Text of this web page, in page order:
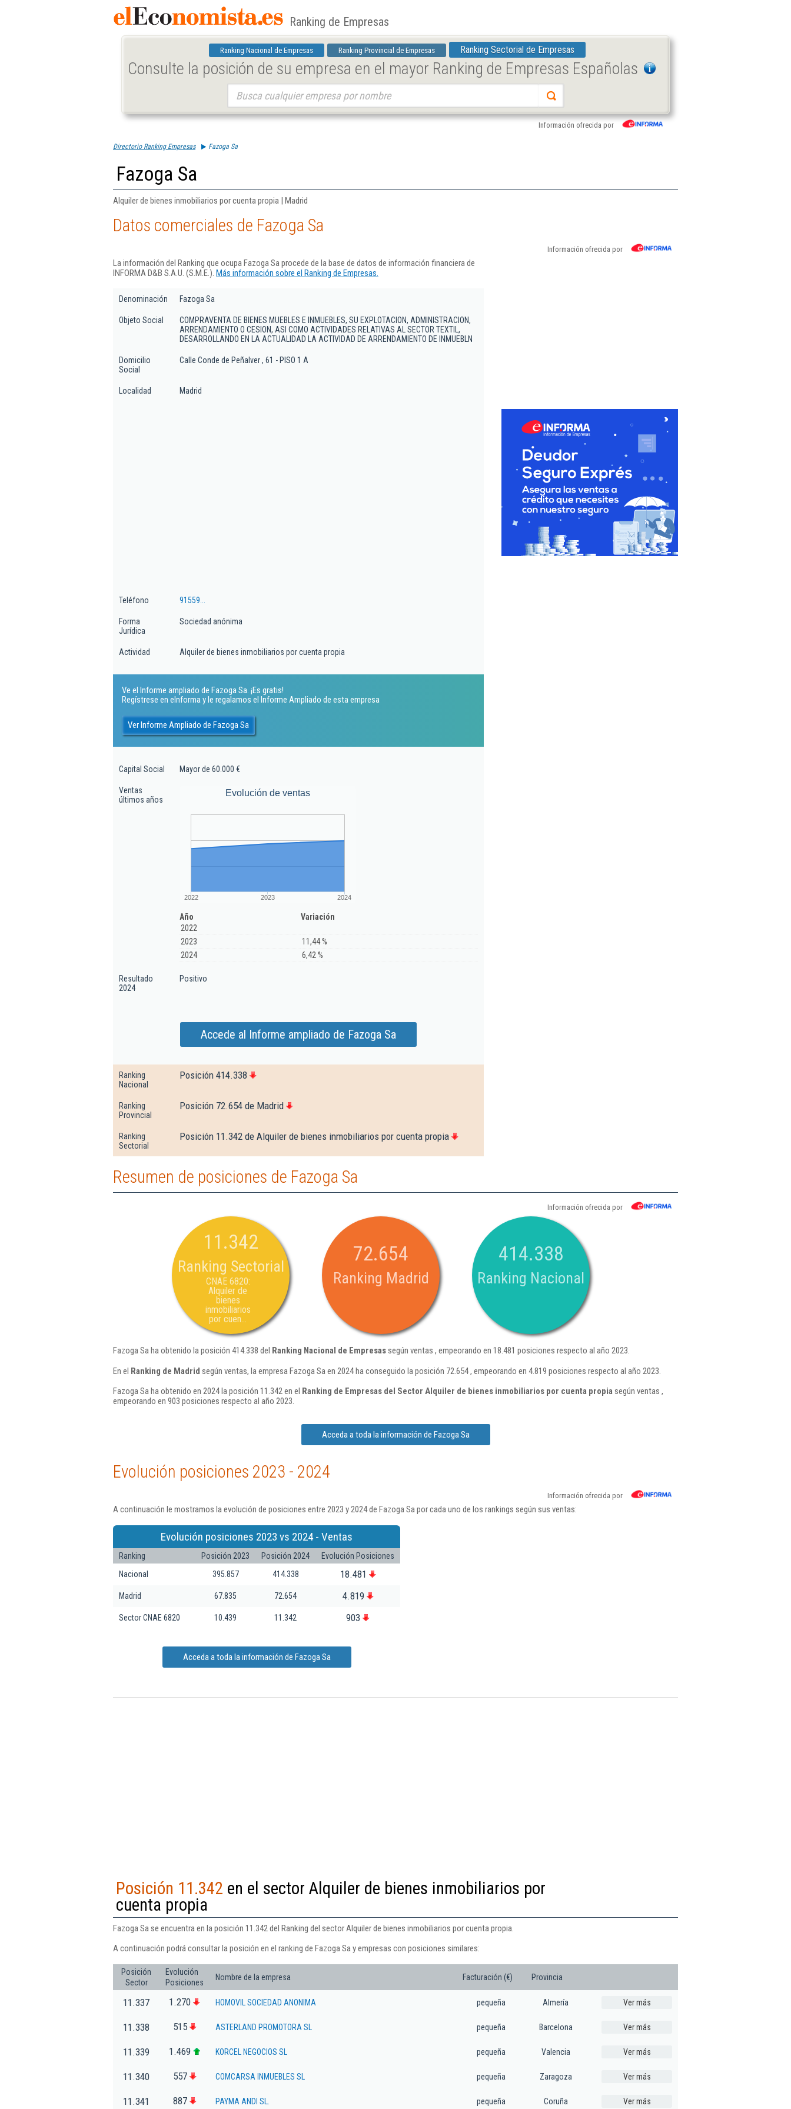
Ranking de Empresas
Ranking Nacional de Empresas Ranking Provincial de Empresas Ranking Sectorial de Empresas
Consulte la posición de su empresa en el mayor Ranking de Empresas Españolas
Información ofrecida por
Directorio Ranking Empresas Fazoga Sa
Fazoga Sa
Alquiler de bienes inmobiliarios por cuenta propia | Madrid
Datos comerciales de Fazoga Sa
Información ofrecida por
La información del Ranking que ocupa Fazoga Sa procede de la base de datos de información financiera de
INFORMA D&B S.A.U. (S.M.E.). Más información sobre el Ranking de Empresas.
Denominación Fazoga Sa
Objeto Social
COMPRAVENTA DE BIENES MUEBLES E INMUEBLES, SU EXPLOTACION, ADMINISTRACION,
ARRENDAMIENTO O CESION, ASI COMO ACTIVIDADES RELATIVAS AL SECTOR TEXTIL,
DESARROLLANDO EN LA ACTUALIDAD LA ACTIVIDAD DE ARRENDAMIENTO DE INMUEBLN
Domicilio
Social
Calle Conde de Peñalver , 61 - PISO 1 A
Localidad Madrid
Teléfono 91559...
Forma
Jurídica
Sociedad anónima
Actividad Alquiler de bienes inmobiliarios por cuenta propia
Ve el Informe ampliado de Fazoga Sa. ¡Es gratis!
Regístrese en eInforma y le regalamos el Informe Ampliado de esta empresa
Ver Informe Ampliado de Fazoga Sa
Capital Social Mayor de 60.000 €
Ventas
últimos años
Evolución de ventas
2022 2023 2024
Año
Variación
2022
2023
11,44 %
2024
6,42 %
Resultado
2024
Positivo
Accede al Informe ampliado de Fazoga Sa
Ranking
Nacional
Posición 414.338
Ranking
Provincial
Posición 72.654 de Madrid
Ranking
Sectorial
Posición 11.342 de Alquiler de bienes inmobiliarios por cuenta propia
Resumen de posiciones de Fazoga Sa
Información ofrecida por
11.342
Ranking Sectorial
CNAE 6820:
Alquiler de
bienes
inmobiliarios
por cuen...
72.654
Ranking Madrid
414.338
Ranking Nacional
Fazoga Sa ha obtenido la posición 414.338 del Ranking Nacional de Empresassegún ventas , empeorando en 18.481 posiciones respecto al año 2023.
En el Ranking de Madrid según ventas, la empresa Fazoga Sa en 2024 ha conseguido la posición 72.654 , empeorando en 4.819 posiciones respecto al año 2023.
Fazoga Sa ha obtenido en 2024 la posición 11.342 en el Ranking de Empresas del Sector Alquiler de bienes inmobiliarios por cuenta propiasegún ventas ,
empeorando en 903 posiciones respecto al año 2023.
Acceda a toda la información de Fazoga Sa
Evolución posiciones 2023 - 2024
Información ofrecida por
A continuación le mostramos la evolución de posiciones entre 2023 y 2024 de Fazoga Sa por cada uno de los rankings según sus ventas:
Evolución posiciones 2023 vs 2024 - Ventas
Ranking Posición 2023 Posición 2024
Evolución Posiciones
Nacional
395.857 414.338 18.481
Madrid 67.835 72.654 4.819
Sector CNAE 6820 10.439 11.342 903
Acceda a toda la información de Fazoga Sa
Posición 11.342 en el sector Alquiler de bienes inmobiliarios por
cuenta propia
Fazoga Sa se encuentra en la posición 11.342 del Ranking del sector Alquiler de bienes inmobiliarios por cuenta propia.
A continuación podrá consultar la posición en el ranking de Fazoga Sa y empresas con posiciones similares:
Posición
Sector
Evolución
Posiciones
Nombre de la empresa Facturación (€) Provincia
11.337 1.270 HOMOVIL SOCIEDAD ANONIMA pequeña Almería Ver más
11.338 515 ASTERLAND PROMOTORA SL pequeña Barcelona Ver más
11.339 1.469 KORCEL NEGOCIOS SL pequeña Valencia Ver más
11.340 557 COMCARSA INMUEBLES SL pequeña Zaragoza Ver más
11.341 887 PAYMA ANDI SL. pequeña Coruña Ver más